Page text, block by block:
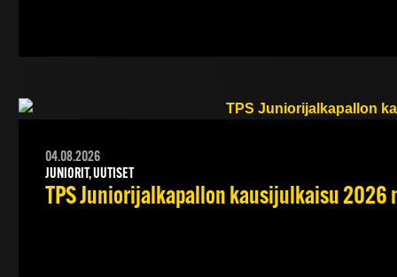
04.08.2026
JUNIORIT, UUTISET
TPS Juniorijalkapallon kausijulkaisu 2026